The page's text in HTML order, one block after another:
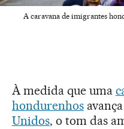
A caravana de imigrantes
À medida que uma
hondurenhos
Unidos, o tom das